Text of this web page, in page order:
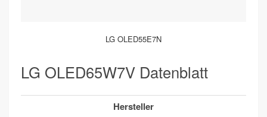
LG OLED55E7N
LG OLED65W7V Datenblatt
Hersteller